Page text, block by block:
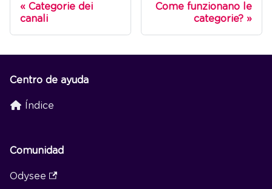
Categorie dei
canali
Come funzionano le
categorie?
Centro de ayuda
Índice
Comunidad
Odysee